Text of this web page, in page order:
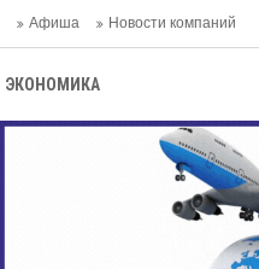
Афиша Новости компаний
ЭКОНОМИКА